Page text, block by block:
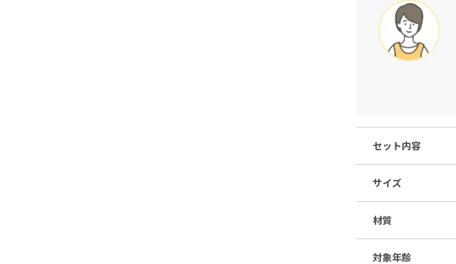
セット内容
サイズ
材質
対象年齢